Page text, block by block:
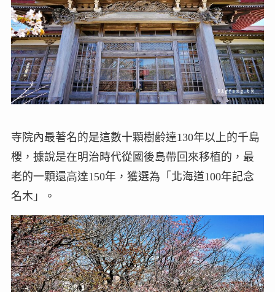
寺院內最著名的是這數十顆樹齢達130年以上的千島
櫻，據說是在明治時代從國後島帶回來移植的，最
老的一顆還高達150年，獲選為「北海道100年記念
名木」。